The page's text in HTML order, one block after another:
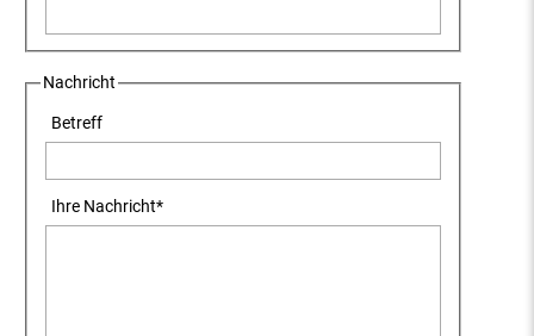
Nachricht
Betreff
Ihre Nachricht*